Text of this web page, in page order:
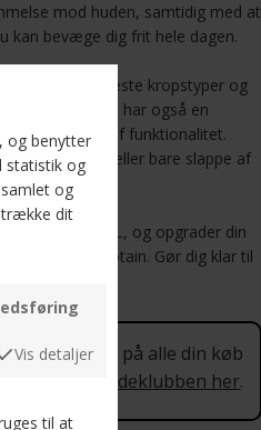
mod huden, samtidig med at
kan bevæge dig frit hele dagen.
t-shirt de fleste kropstyper og
look. Den har også en
ekstra touch af funktionalitet.
eller bare slappe af
valg.
3XL og 4XL, og opgrader din
shirt Blue Captain. Gør dig klar til
rabat på alle din køb
om Kundeklubben her.